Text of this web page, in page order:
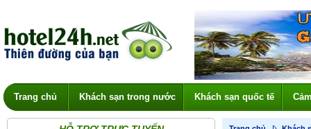
Trang chủ Khách sạn trong nước Khách sạn quốc tế